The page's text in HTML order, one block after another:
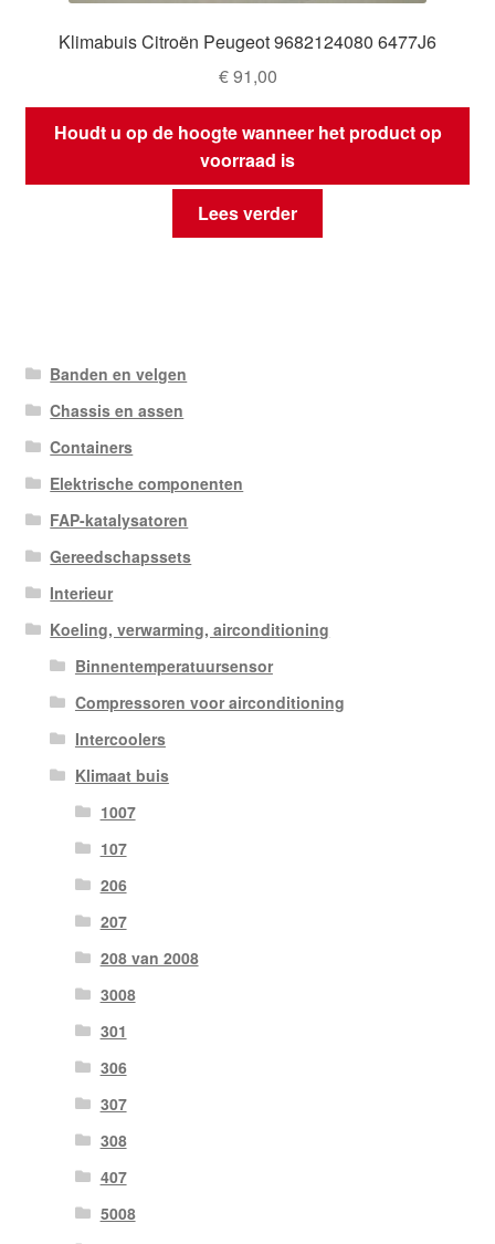
Klimabuis Citroën Peugeot 9682124080 6477J6
€91,00
Houdt u op de hoogte wanneer het product op
voorraad is
Lees verder
Banden en velgen
Chassis en assen
Containers
Elektrische componenten
FAP-katalysatoren
Gereedschapssets
Interieur
Koeling, verwarming, airconditioning
Binnentemperatuursensor
Compressoren voor airconditioning
Intercoolers
Klimaat buis
1007
107
206
207
208 van 2008
3008
301
306
307
308
407
5008